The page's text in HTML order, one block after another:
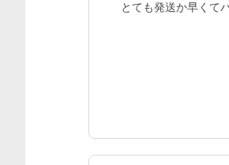
とても発送か早くて